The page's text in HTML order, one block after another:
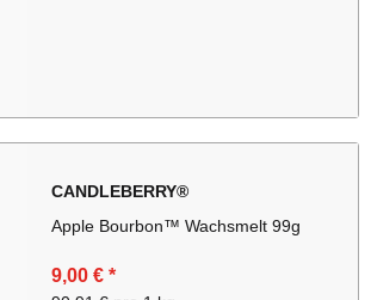
CANDLEBERRY®
Apple Bourbon™ Wachsmelt 99g
9,00 € *